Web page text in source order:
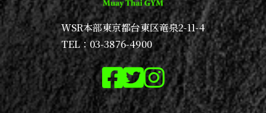
WSR本部東京都台東区竜泉2-11-4
TEL：03-3876-4900